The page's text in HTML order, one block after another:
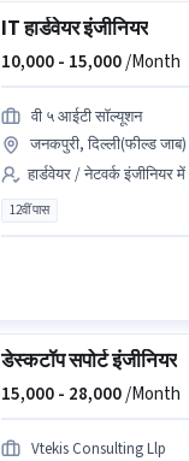
IT हार्डवेयर इंजीनियर
10,000 - 15,000/Month
वी ५ आईटी सॉल्यूशन
जनकपुरी, दिल्ली(फील्ड जाब)
हार्डवेयर / नेटवर्क इंजीनियर
12वीं पास
डेस्कटॉप सपोर्ट इंजीनियर
15,000 - 28,000/Month
Vtekis Consulting Llp